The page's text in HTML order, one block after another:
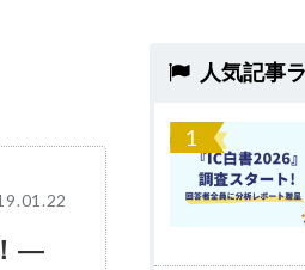
―
人気記事
1